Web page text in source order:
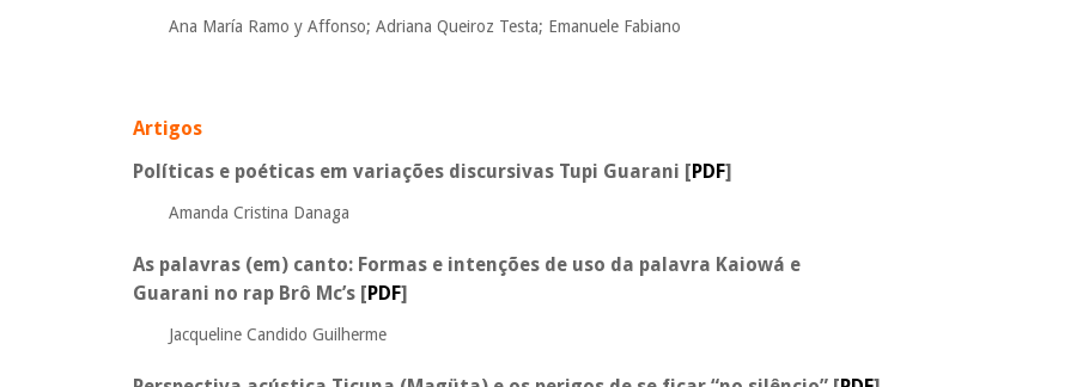
Ana María Ramo y Affonso; Adriana Queiroz Testa; Emanuele Fabiano
Artigos
Políticas e poéticas em variações discursivas Tupi Guarani [PDF]
Amanda Cristina Danaga
As palavras (em) canto: Formas e intenções de uso da palavra Kaiowá e
Guarani no rap Brô Mc’s [PDF]
Jacqueline Candido Guilherme